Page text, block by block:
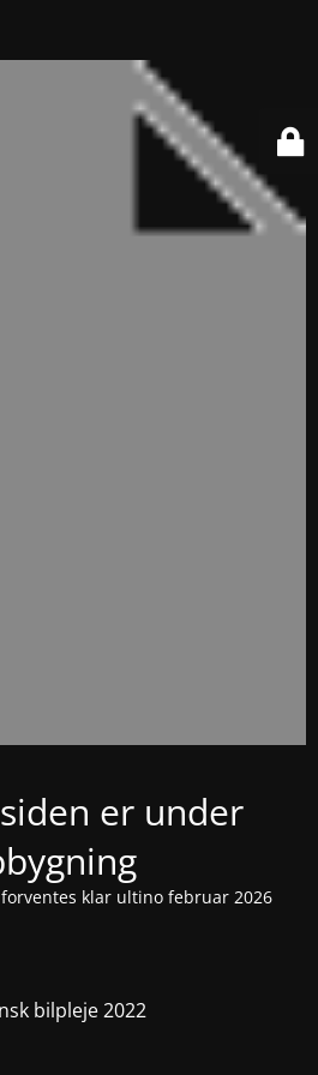
er under
klar ultino februar 2026
bilpleje 2022